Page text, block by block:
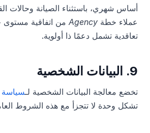
أساس شهري، باستثناء الصيانة وحالات
عملاء خطة Agency
تعاقدية تشمل دعمًا ذا أولوية.
9. البيانات الشخصية
تخضع معالجة البيانات الشخصية لـسياسة
تشكل وحدة لا تتجزأ مع هذه الشروط